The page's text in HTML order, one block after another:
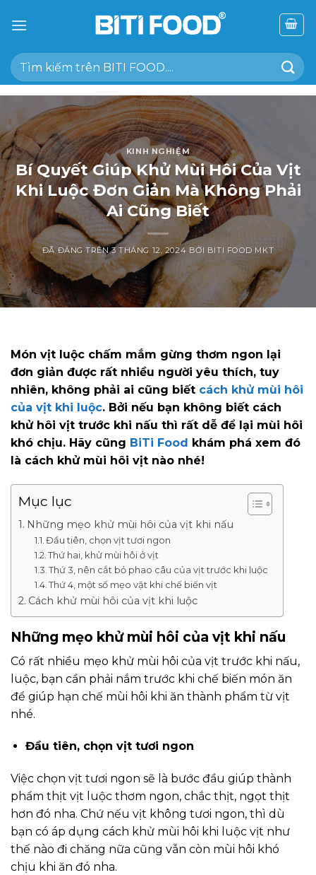
đến
dung
Tìm
kiếm:
KINH NGHIỆM
Bí Quyết Giúp Khử Mùi Hôi Của Vịt
Khi Luộc Đơn Giản Mà Không Phải
Ai Cũng Biết
ĐÃ ĐĂNG TRÊN3 THÁNG 12, 2024 BỞI BITI FOOD MKT
Món vịt luộc chấm mắm gừng thơm ngon lại
đơn giản được rất nhiều người yêu thích, tuy
nhiên, không phải ai cũng biết cách khử mùi hôi
của vịt khi luộc. Bởi nếu bạn không biết cách
khử hôi vịt trước khi nấu thì rất dễ để lại mùi hôi
khó chịu. Hãy cũng BiTi Food khám phá xem đó
là cách khử mùi hôi vịt nào nhé!
Mục lục
Những mẹo khử mùi hôi của vịt khi nấu
Đầu tiên, chọn vịt tươi ngon
Thứ hai, khử mùi hôi ở vịt
Thứ 3, nên cắt bỏ phao câu của vịt trước khi luộc
Thứ 4, một số mẹo vặt khi chế biến vịt
Cách khử mùi hôi của vịt khi luộc
Những mẹo khử mùi hôi của vịt khi nấu
Có rất nhiều mẹo khử mùi hôi của vịt trước khi nấu,
luộc, bạn cần phải nắm trước khi chế biến món ăn
để giúp hạn chế mùi hôi khi ăn thành phẩm từ vịt
nhé.
Đầu tiên, chọn vịt tươi ngon
Việc chọn vịt tươi ngon sẽ là bước đầu giúp thành
phẩm thịt vịt luộc thơm ngon, chắc thịt, ngọt thịt
hơn đó nha. Chứ nếu vịt không tươi ngon, thì dù
bạn có áp dụng cách khử mùi hôi khi luộc vịt như
thế nào đi chăng nữa cũng vẫn còn mùi hôi khó
chịu khi ăn đó nha.